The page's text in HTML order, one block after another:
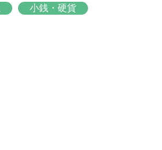
小銭・硬貨